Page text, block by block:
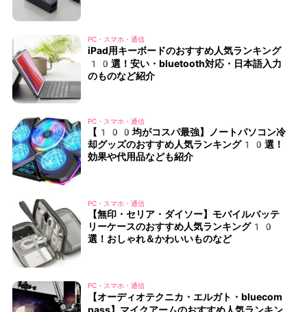
PC・スマホ・通信
iPad用キーボードのおすすめ人気ランキング
10選！安い・bluetooth対応・日本語入力
のものなど紹介
PC・スマホ・通信
【100均がコスパ最強】ノートパソコン冷
却グッズのおすすめ人気ランキング10選！
効果や代用品なども紹介
PC・スマホ・通信
【無印・セリア・ダイソー】モバイルバッテ
リーケースのおすすめ人気ランキング10
選！おしゃれ＆かわいいものなど
PC・スマホ・通信
【オーディオテクニカ・エルガト・bluecom